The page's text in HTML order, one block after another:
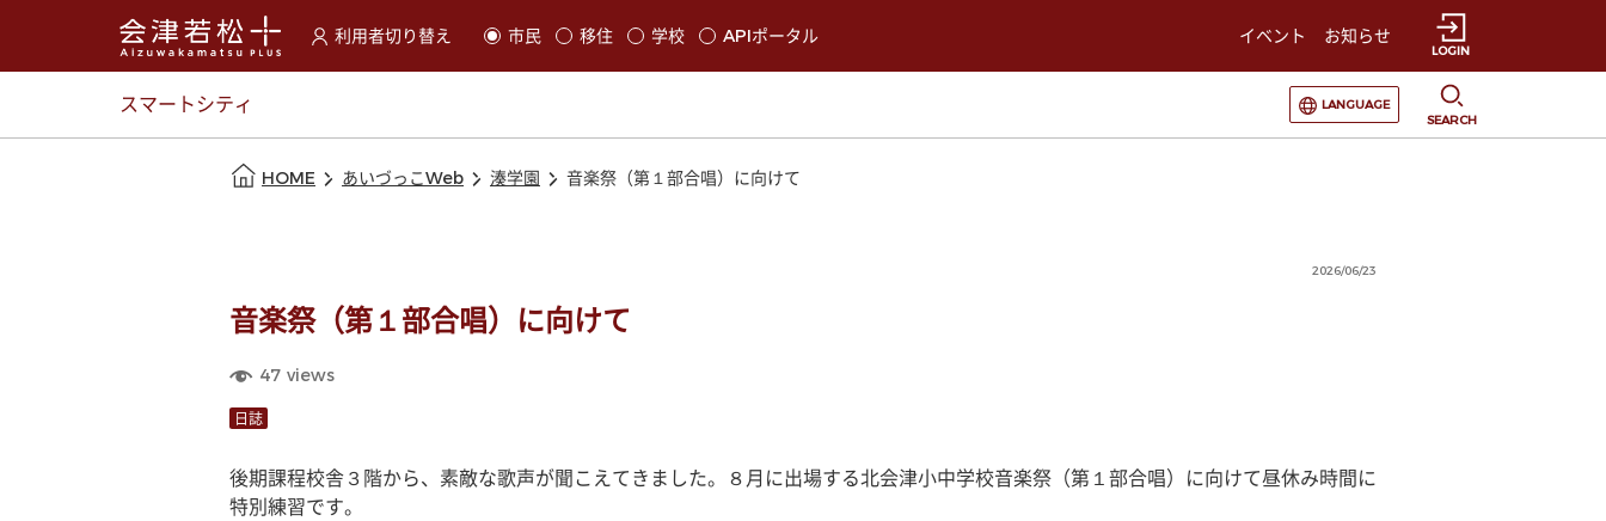
利用者切り替え
選択すると利用者の切替が発生します
市民 移住 学校 APIポータル イベント お知らせ
LOGIN
スマートシティ
選択すると言語の切替が発生します
LANGUAGE
SEARCH
HOME あいづっこWeb 湊学園 音楽祭（第１部合唱）に向けて
2026/06/23
音楽祭（第１部合唱）に向けて
47 views
日誌
後期課程校舎３階から、素敵な歌声が聞こえてきました。８月に出場する北会津小中学校音楽祭（第１部合唱）に向けて昼休み時間に
特別練習です。